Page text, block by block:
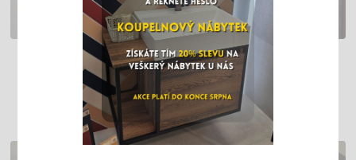
ELEGANTNÍ KOUPELNA – KOMBINACE
OBKLADŮ A VINYLU (LITVÍNOV)